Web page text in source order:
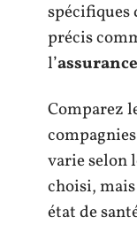
spécifiques
précis
l’
Comparez
varie selon
choisi,
état de